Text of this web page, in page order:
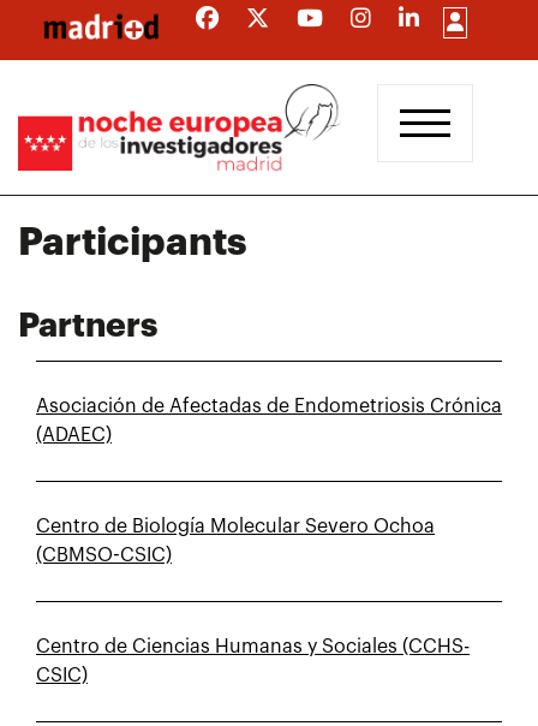
Participants
Partners
Asociación de Afectadas de Endometriosis Crónica
(ADAEC)
Centro de Biología Molecular Severo Ochoa
(CBMSO-CSIC)
Centro de Ciencias Humanas y Sociales (CCHS-
CSIC)